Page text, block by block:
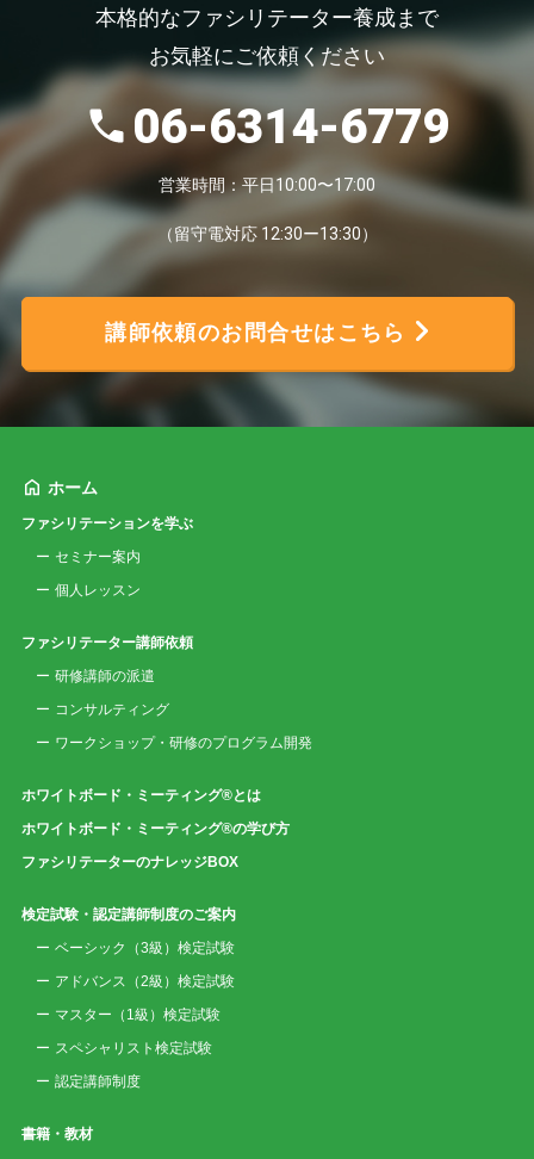
本格的なファシリテーター養成まで
お気軽にご依頼ください
06-6314-6779
営業時間：平日10:00〜17:00
（留守電対応 12:30ー13:30）
講師依頼のお問合せはこちら
ホーム
ファシリテーションを学ぶ
セミナー案内
個人レッスン
ファシリテーター講師依頼
研修講師の派遣
コンサルティング
ワークショップ・研修のプログラム開発
ホワイトボード・ミーティング®とは
ホワイトボード・ミーティング®の学び方
ファシリテーターのナレッジBOX
検定試験・認定講師制度のご案内
ベーシック（3級）検定試験
アドバンス（2級）検定試験
マスター（1級）検定試験
スペシャリスト検定試験
認定講師制度
書籍・教材